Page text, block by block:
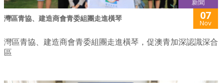
新聞
灣區青協、建造商會青委組團走進橫琴 07
Nov
灣區青協、建造商會青委組團走進橫琴，促澳青加深認識深合
區